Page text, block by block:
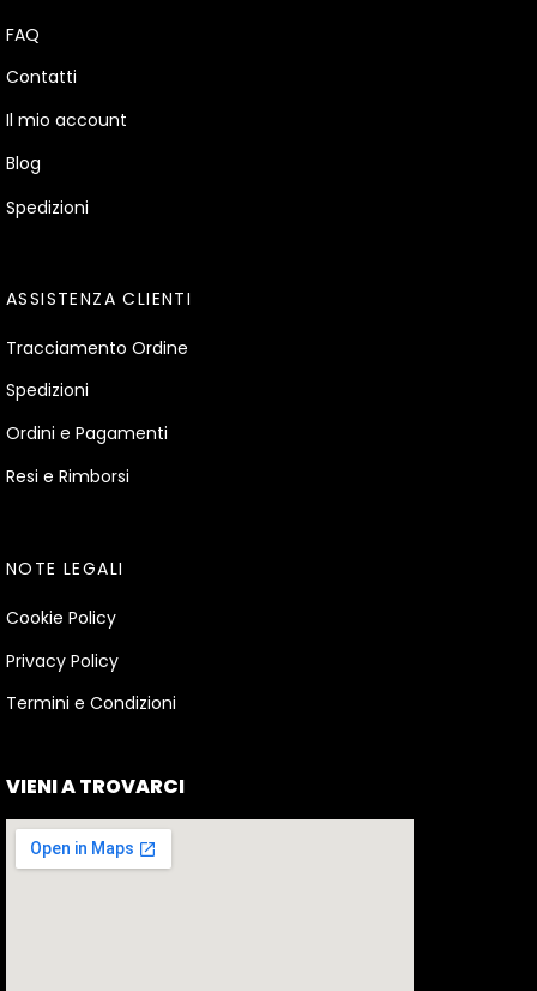
FAQ
Contatti
Il mio account
Blog
Spedizioni
ASSISTENZA CLIENTI
Tracciamento Ordine
Spedizioni
Ordini e Pagamenti
Resi e Rimborsi
NOTE LEGALI
Cookie Policy
Privacy Policy
Termini e Condizioni
VIENI A TROVARCI